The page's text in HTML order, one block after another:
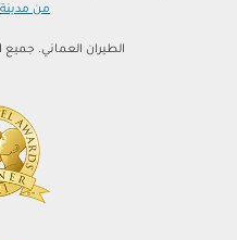
من مدينة
الطيران العماني. جميع